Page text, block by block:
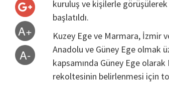
A+
A-
kuruluş ve kişilerle
başlatıldı.
Kuzey Ege ve Marmara, İzmir
Anadolu ve Güney Ege olmak
kapsamında Güney Ege olarak
rekoltesinin belirlenmesi için